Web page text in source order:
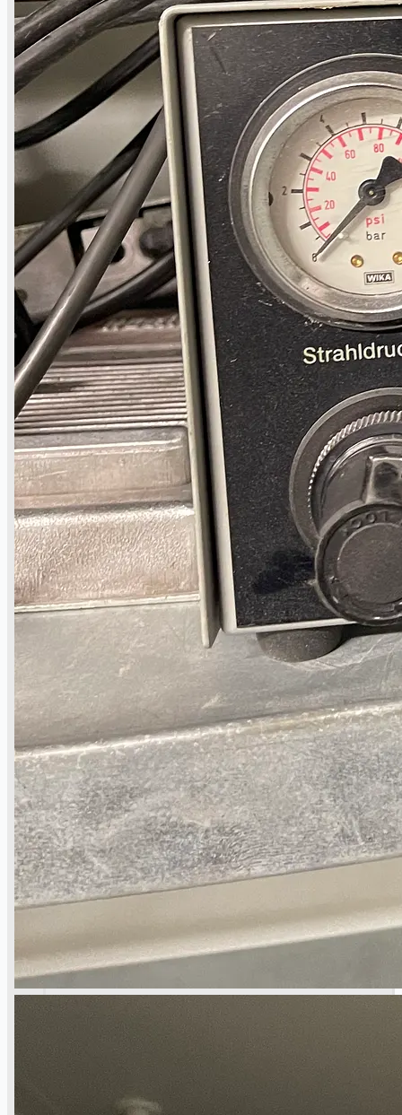
ブログ
Company
Certifications
連絡先
日本語